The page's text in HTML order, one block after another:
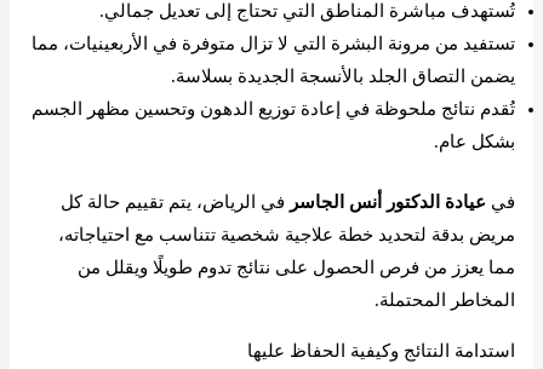
تُستهدف مباشرة المناطق التي تحتاج إلى تعديل جمالي.
تستفيد من مرونة البشرة التي لا تزال متوفرة في الأربعينيات، مما
يضمن التصاق الجلد بالأنسجة الجديدة بسلاسة.
تُقدم نتائج ملحوظة في إعادة توزيع الدهون وتحسين مظهر الجسم
بشكل عام.
في عيادة الدكتور أنس الجاسر في الرياض، يتم تقييم حالة كل
مريض بدقة لتحديد خطة علاجية شخصية تتناسب مع احتياجاته،
مما يعزز من فرص الحصول على نتائج تدوم طويلًا ويقلل من
المخاطر المحتملة.
استدامة النتائج وكيفية الحفاظ عليها